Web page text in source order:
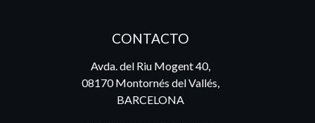
CONTACTO
Avda. del Riu Mogent 40,
08170 Montornés del Vallés,
BARCELONA